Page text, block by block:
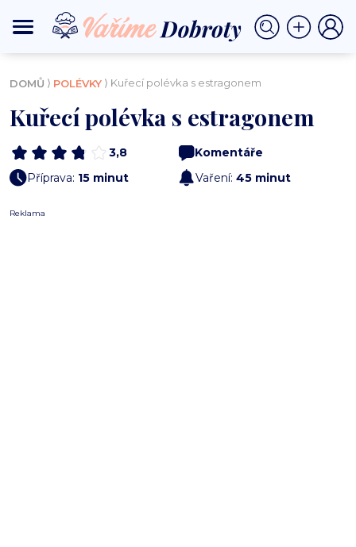
DOMŮ ⟩ POLÉVKY ⟩ Kuřecí polévka s estragonem
Kuřecí polévka s estragonem
3,8
Komentáře
Příprava: 15 minut Vaření: 45 minut
Reklama